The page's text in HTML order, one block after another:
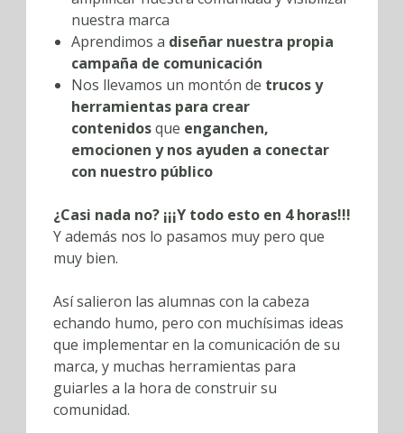
nuestra marca
Aprendimos a diseñar nuestra propia
campaña de comunicación
Nos llevamos un montón de trucos y
herramientas para crear
contenidosque enganchen,
emocionen y nos ayuden a conectar
con nuestro público
¿Casi nada no? ¡¡¡Y todo esto en 4 horas!!!
Y además nos lo pasamos muy pero que
muy bien.
Así salieron las alumnas con la cabeza
echando humo, pero con muchísimas ideas
que implementar en la comunicación de su
marca, y muchas herramientas para
guiarles a la hora de construir su
comunidad.